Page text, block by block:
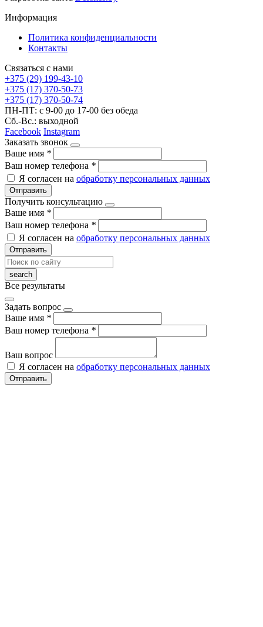
Информация
Политика конфиденциальности
Контакты
Связаться с нами
+375 (29) 199-43-10
+375 (17) 370-50-73
+375 (17) 370-50-74
ПН-ПТ: с 9-00 до 17-00 без обеда
Сб.-Вс.: выходной
Facebook Instagram
Заказать звонок
Ваше имя *
Ваш номер телефона *
Я согласен на обработку персональных данных
Отправить
Получить консультацию
Ваше имя *
Ваш номер телефона *
Я согласен на обработку персональных данных
Отправить
Все результаты
Задать вопрос
Ваше имя *
Ваш номер телефона *
Ваш вопрос
Я согласен на обработку персональных данных
Отправить